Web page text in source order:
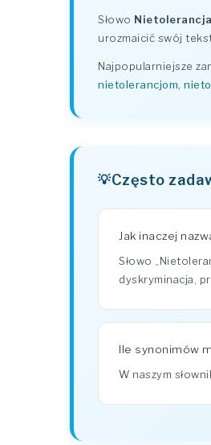
Słowo Nietolerancja
urozmaicić swój
Najpopularniejsze
nietolerancjom,
Często
Jak inaczej
Słowo
dyskryminacja,
Ile synonimów
W naszym